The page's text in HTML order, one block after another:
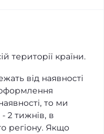
території країни.
від наявності
то ми
2 тижнів, в
регіону. Якщо